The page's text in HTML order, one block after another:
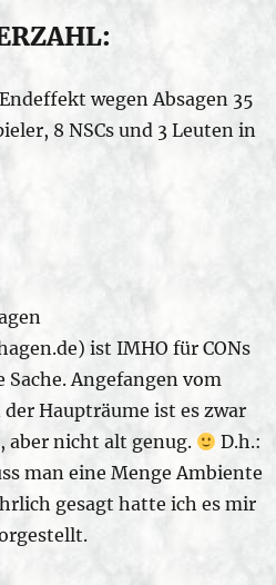
wegen Absagen 35
8 NSCs und 3 Leuten in
ist IMHO für CONs
Angefangen vom
Haupträume ist es zwar
aber nicht alt genug.
D.h.:
man eine Menge Ambiente
gesagt hatte ich es mir